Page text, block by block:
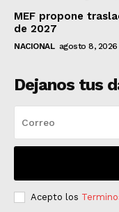
MEF propone
de 2027
NACIONAL agosto 8, 2026
Dejanos tus
Acepto los